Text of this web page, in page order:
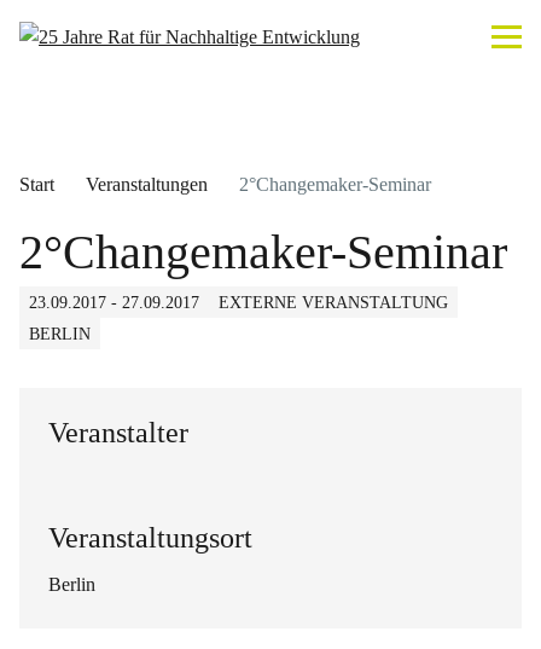
Start Veranstaltungen 2°Changemaker-Seminar
2°Changemaker-Seminar
23.09.2017 - 27.09.2017
EXTERNE VERANSTALTUNG
BERLIN
Veranstalter
Veranstaltungsort
Berlin